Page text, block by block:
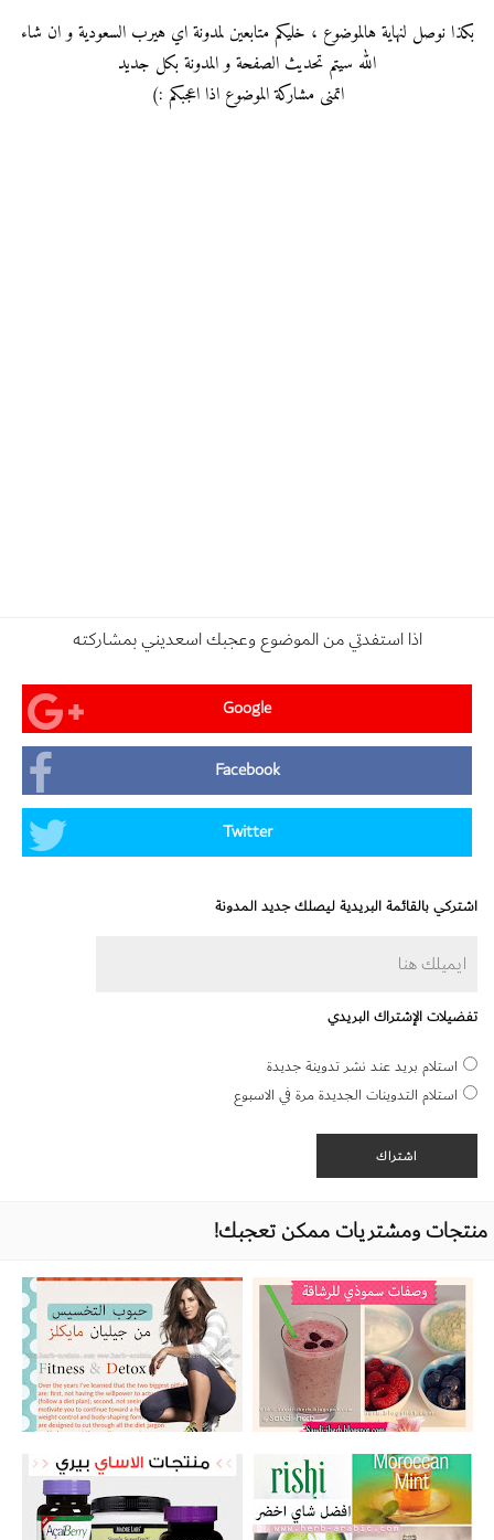
بكذا نوصل لنهاية هالموضوع ، خليكم متابعين لمدونة اي هيرب السعودية و ان شاء
الله سيتم تحديث الصفحة و المدونة بكل جديد
اتمنى مشاركة الموضوع اذا اعجبكم :)
اذا استفدتي من الموضوع وعجبك اسعديني بمشاركته
Google
Facebook
Twitter
اشتركي بالقائمة البريدية ليصلك جديد المدونة
تفضيلات الإشتراك البريدي
استلام بريد عند نشر تدوينة جديدة
استلام التدوينات الجديدة مرة في الاسبوع
منتجات ومشتريات ممكن تعجبك!
وصفات سموذي للدايت وفوائدها للجمال
والرشاقة | تخسيس ونضارة للبشرة
مايكلز واضرارها